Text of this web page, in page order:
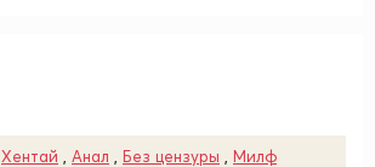
Хентай Анал Без цензуры Милф